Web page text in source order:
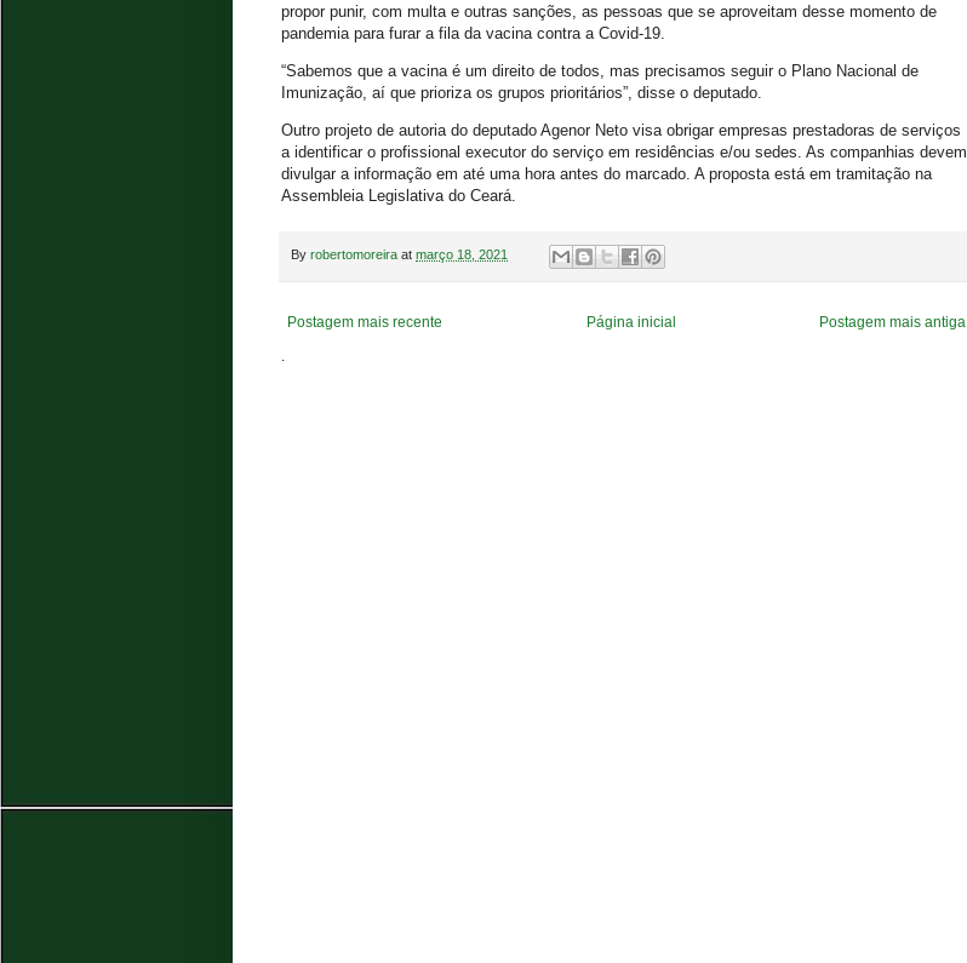
propor punir, com multa e outras sanções, as pessoas que se aproveitam desse momento de
pandemia para furar a fila da vacina contra a Covid-19.
“Sabemos que a vacina é um direito de todos, mas precisamos seguir o Plano Nacional de
Imunização, aí que prioriza os grupos prioritários”, disse o deputado.
Outro projeto de autoria do deputado Agenor Neto visa obrigar empresas prestadoras de serviços
a identificar o profissional executor do serviço em residências e/ou sedes. As companhias devem
divulgar a informação em até uma hora antes do marcado. A proposta está em tramitação na
Assembleia Legislativa do Ceará.
By robertomoreira at março 18, 2021
Postagem mais recente Postagem mais antiga
Página inicial